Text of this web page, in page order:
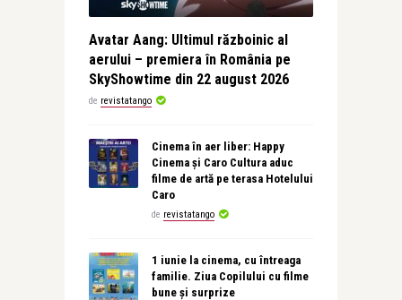
Avatar Aang: Ultimul războinic al
aerului – premiera în România pe
SkyShowtime din 22 august 2026
de revistatango
Cinema în aer liber: Happy
Cinema și Caro Cultura aduc
filme de artă pe terasa Hotelului
Caro
de revistatango
1 iunie la cinema, cu întreaga
familie. Ziua Copilului cu filme
bune și surprize